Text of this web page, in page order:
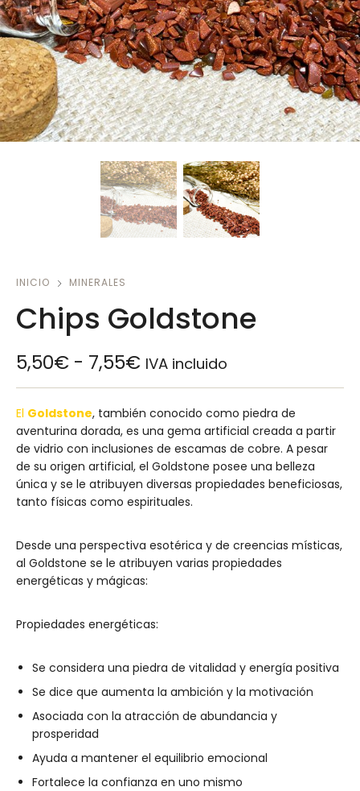
INICIO MINERALES
Chips Goldstone
5,50€ - 7,55€ IVA incluido
El Goldstone, también conocido como piedra de
aventurina dorada, es una gema artificial creada a partir
de vidrio con inclusiones de escamas de cobre. A pesar
de su origen artificial, el Goldstone posee una belleza
única y se le atribuyen diversas propiedades beneficiosas,
tanto físicas como espirituales.
Desde una perspectiva esotérica y de creencias místicas,
al Goldstone se le atribuyen varias propiedades
energéticas y mágicas:
Propiedades energéticas:
Se considera una piedra de vitalidad y energía positiva
Se dice que aumenta la ambición y la motivación
Asociada con la atracción de abundancia y
prosperidad
Ayuda a mantener el equilibrio emocional
Fortalece la confianza en uno mismo